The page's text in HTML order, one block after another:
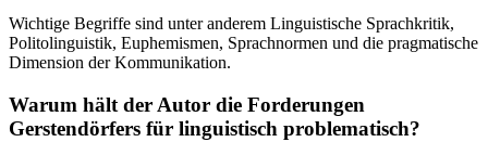
Wichtige Begriffe sind unter anderem Linguistische Sprachkritik,
Politolinguistik, Euphemismen, Sprachnormen und die pragmatische
Dimension der Kommunikation.
Warum hält der Autor die Forderungen
Gerstendörfers für linguistisch problematisch?